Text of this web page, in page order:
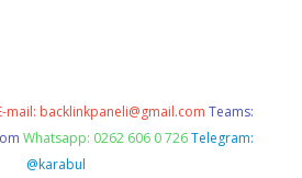
mail: backlinkpaneli@gmail.com Teams:
Whatsapp: 0262 606 0 726 Telegram:
@karabul